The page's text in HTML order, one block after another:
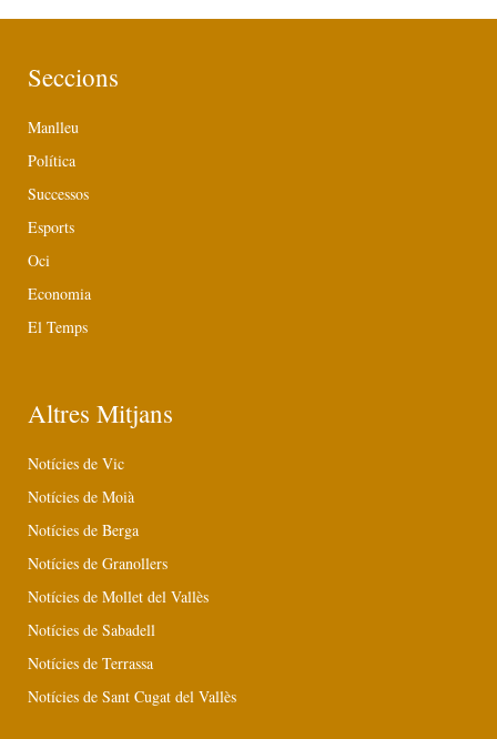
Seccions
Manlleu
Política
Successos
Esports
Oci
Economia
El Temps
Altres Mitjans
Notícies de Vic
Notícies de Moià
Notícies de Berga
Notícies de Granollers
Notícies de Mollet del Vallès
Notícies de Sabadell
Notícies de Terrassa
Notícies de Sant Cugat del Vallès